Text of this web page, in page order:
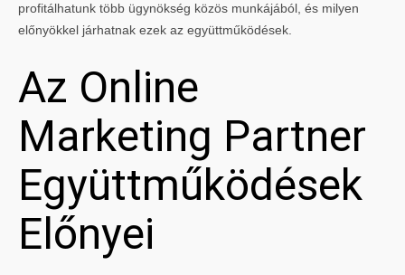
profitálhatunk több ügynökség közös munkájából, és milyen
előnyökkel járhatnak ezek az együttműködések.
Az Online
Marketing Partner
Együttműködések
Előnyei